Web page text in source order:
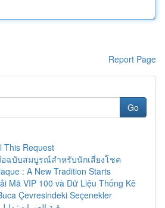
Report Page
Go
This Request
ฉบับสมบูรณ์สำหรับนักเสี่ยงโชค
: A New Tradition Starts
Mã VIP 100 và Dữ Liệu Thống Kê
Çevresindeki Seçenekler